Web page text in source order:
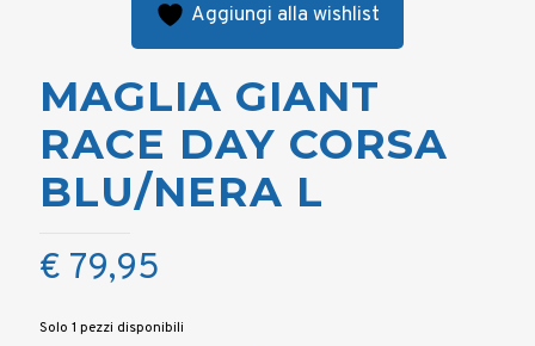
Aggiungi alla wishlist
MAGLIA GIANT
RACE DAY CORSA
BLU/NERA L
€ 79,95
Solo 1 pezzi disponibili